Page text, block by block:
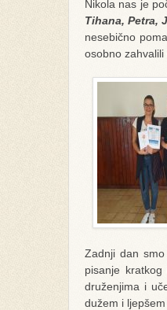
Nikola nas je
Tihana, Petra,
nesebično
osobno
Zadnji dan
pisanje
druženjima i
dužem i